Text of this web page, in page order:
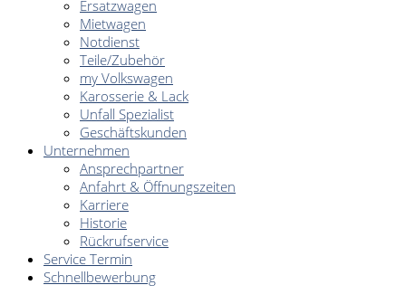
Ersatzwagen
Mietwagen
Notdienst
Teile/Zubehör
my Volkswagen
Karosserie & Lack
Unfall Spezialist
Geschäftskunden
Unternehmen
Ansprechpartner
Anfahrt & Öffnungszeiten
Karriere
Historie
Rückrufservice
Service Termin
Schnellbewerbung